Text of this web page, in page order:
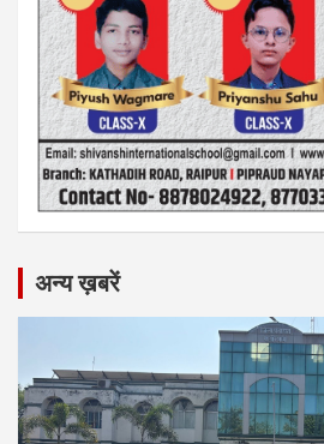
अन्य ख़बरें